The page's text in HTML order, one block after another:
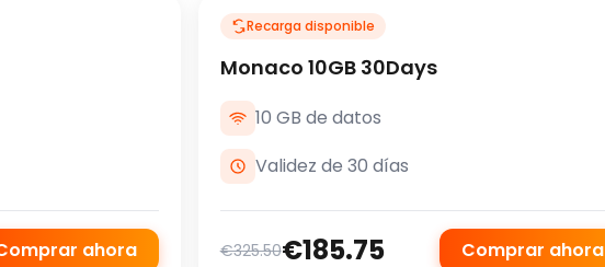
ahora
Recarga disponible
Monaco 10GB 30Days
10 GB de datos
Validez de 30 días
€325.50€185.75 Comprar ahora